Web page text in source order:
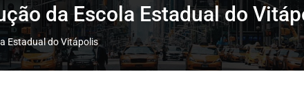
da Escola Estadual do
Estadual do Vitápolis